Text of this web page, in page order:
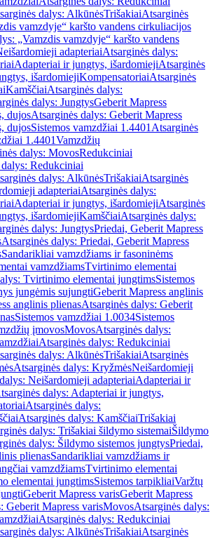
dalys: AlkūnėsTrišakiaiAtsarginės
vamzdyje“ karšto vandens cirkuliacijos
„Vamzdis vamzdyje“ karšto vandens
adapteriaiAtsarginės dalys:
Adapteriai ir jungtys, išardomiejiAtsarginės
išardomiejiKompensatoriaiAtsarginės
KamščiaiAtsarginės dalys:
dalys: JungtysGeberit Mapress
dujosAtsarginės dalys: Geberit Mapress
dujosSistemos vamzdžiai 1.4401 Atsarginės
1.4401Vamzdžių
dalys: MovosRedukciniai
Redukciniai
dalys: AlkūnėsTrišakiaiAtsarginės
adapteriaiAtsarginės dalys:
Adapteriai ir jungtys, išardomiejiAtsarginės
išardomiejiKamščiaiAtsarginės dalys:
dalys: JungtysPriedai, Geberit Mapress
Atsarginės dalys: Priedai, Geberit Mapress
Sandarikliai vamzdžiams ir fasoninėms
vamzdžiamsTvirtinimo elementai
Tvirtinimo elementai jungtimsSistemos
jungėmis sujungtiGeberit Mapress anglinis
anglinis plienasAtsarginės dalys: Geberit
Sistemos vamzdžiai 1.0034Sistemos
įmovosMovosAtsarginės dalys:
Atsarginės dalys: Redukciniai
dalys: AlkūnėsTrišakiaiAtsarginės
Atsarginės dalys: KryžmėsNeišardomieji
Neišardomieji adapteriaiAdapteriai ir
dalys: Adapteriai ir jungtys,
Atsarginės dalys:
Atsarginės dalys: KamščiaiTrišakiai
dalys: Trišakiai šildymo sistemaiŠildymo
dalys: Šildymo sistemos jungtysPriedai,
plienasSandarikliai vamzdžiams ir
vamzdžiamsTvirtinimo elementai
elementai jungtimsSistemos tarpikliaiVaržtų
Geberit Mapress varisGeberit Mapress
Geberit Mapress varisMovosAtsarginės dalys:
Atsarginės dalys: Redukciniai
dalys: AlkūnėsTrišakiaiAtsarginės